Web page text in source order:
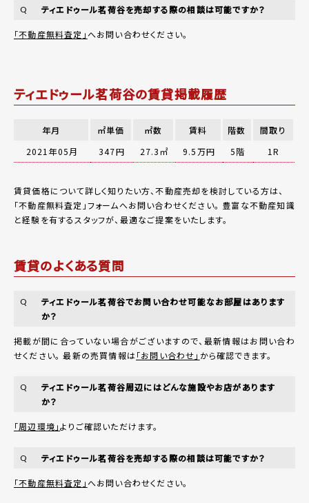
Q ティエドゥール茗荷谷を売却する際の相談は可能ですか？
「不動産無料査定」へお問い合わせください。
ティエドゥール茗荷谷の賃貸掲載履歴
年月 ㎡単価 ㎡数 賃料 階数
間取り
2021年05月
347円 27.3㎡ 9.5万円 5階 1R
賃貸価格について詳しく知りたい方、不動産売却を検討している方は、
「不動産無料査定 」フォームへお問い合わせください。 豊富な不動産知識
と経験を有するスタッフが、最適なご提案をいたします。
賃貸のよくある質問
Q
ティエドゥール茗荷谷でお問い合わせ可能なお部屋はあります
か？
掲載が間に合っていない場合がございますので、最新情報はお問い合わ
せください。 最新の売買情報は「お問い合わせ」 から確認できます。
Q
ティエドゥール茗荷谷周辺にはどんな施設やお店があります
か？
「周辺環境」よりご確認いただけます。
Q ティエドゥール茗荷谷を売却する際の相談は可能ですか？
「不動産無料査定」へお問い合わせください。